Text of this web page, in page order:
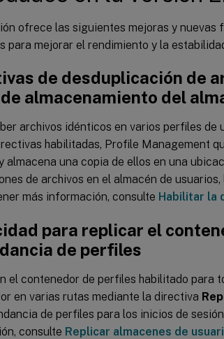
ofrece las siguientes mejoras y nuevas
para mejorar el rendimiento y la
de desduplicación de
almacenamiento del
archivos idénticos en varios perfiles de
habilitadas, Profile Management
almacena una copia de ellos en una
de archivos en el almacén de
más información, consulte Habilitar la
para replicar el
de perfiles
el contenedor de perfiles habilitado para
en varias rutas mediante la directiva
de perfiles para los inicios de
consulte Replicar almacenes de